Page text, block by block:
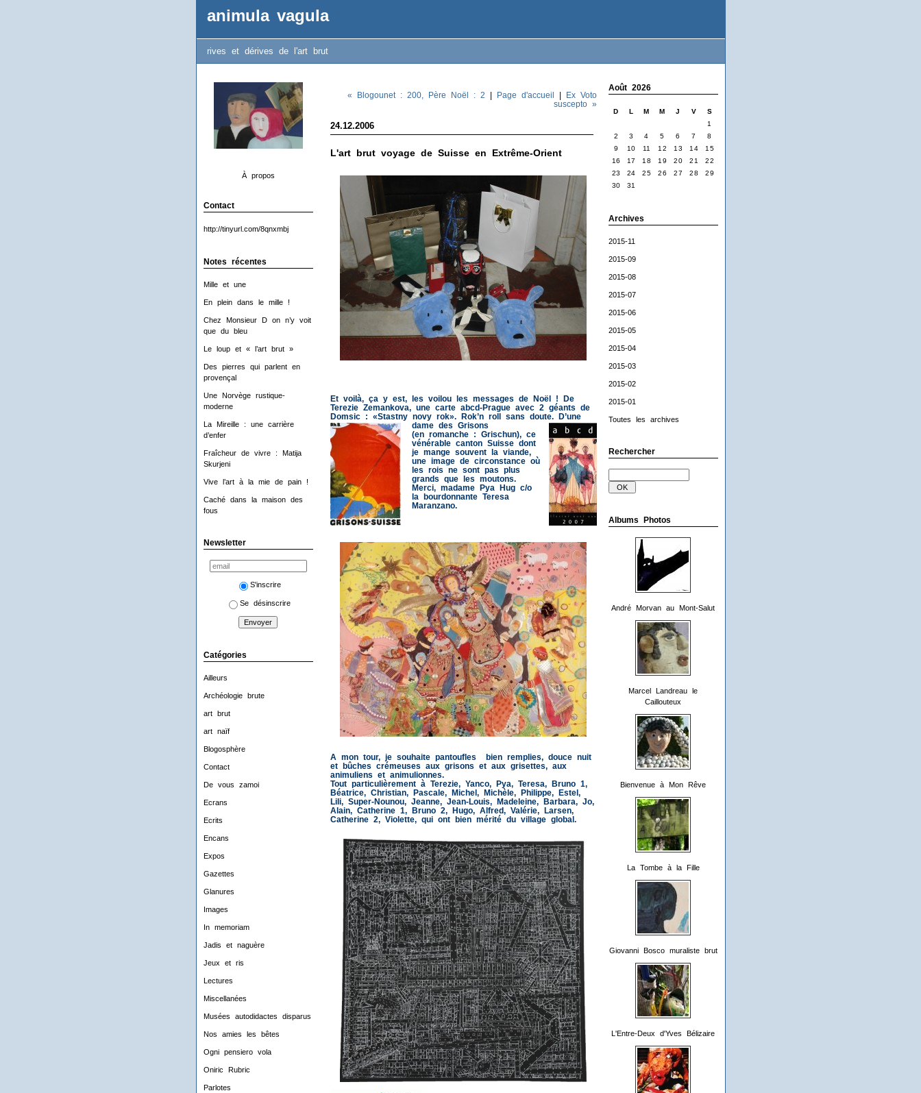
animula vagula
rives et dérives de l'art brut
À propos
Contact
http://tinyurl.com/8qnxmbj
Notes récentes
Mille et une
En plein dans le mille !
Chez Monsieur D on n’y voit
que du bleu
Le loup et « l’art brut »
Des pierres qui parlent en
provençal
Une Norvège rustique-
moderne
La Mireille : une carrière
d’enfer
Fraîcheur de vivre : Matija
Skurjeni
Vive l’art à la mie de pain !
Caché dans la maison des
fous
Newsletter
S'inscrire
Se désinscrire
Catégories
Ailleurs
Archéologie brute
art brut
art naïf
Blogosphère
Contact
De vous zamoi
Ecrans
Ecrits
Encans
Expos
Gazettes
Glanures
Images
In memoriam
Jadis et naguère
Jeux et ris
Lectures
Miscellanées
Musées autodidactes disparus
Nos amies les bêtes
Ogni pensiero vola
Oniric Rubric
Parlotes
Août 2026
D L M M J V
S
1
2
3 4 5 6 7
8
9
10 11 12 13 14
15
16
17 18 19 20 21
22
23
24 25 26 27 28
29
30
31
Archives
2015-11
2015-09
2015-08
2015-07
2015-06
2015-05
2015-04
2015-03
2015-02
2015-01
Toutes les archives
Rechercher
Albums Photos
André Morvan au Mont-Salut
Marcel Landreau le
Caillouteux
Bienvenue à Mon Rêve
La Tombe à la Fille
Giovanni Bosco muraliste brut
L'Entre-Deux d'Yves Bélizaire
« Blogounet : 200, Père Noël : 2 | Page d'accueil |
Ex Voto
suscepto »
24.12.2006
L'art brut voyage de Suisse en Extrême-Orient
Et voilà, ça y est, les voilou les messages de Noël ! De
Terezie Zemankova, une carte abcd-Prague avec 2 géants de
Domsic : «Stastny novy rok». Rok’n roll sans doute.
D’une
dame des Grisons
(en romanche : Grischun), ce
vénérable canton Suisse dont
je mange souvent la viande,
une image de circonstance où
les rois ne sont pas plus
grands que les moutons.
Merci, madame Pya Hug c/o
la bourdonnante Teresa
Maranzano.
A mon tour, je souhaite pantoufles bien remplies, douce nuit
et bûches crémeuses aux grisons et aux grisettes, aux
animuliens et animulionnes.
Tout particulièrement à Terezie, Yanco, Pya, Teresa, Bruno 1,
Béatrice, Christian, Pascale, Michel, Michèle, Philippe, Estel,
Lili, Super-Nounou, Jeanne, Jean-Louis, Madeleine, Barbara, Jo,
Alain, Catherine 1, Bruno 2, Hugo, Alfred, Valérie, Larsen,
Catherine 2, Violette, qui ont bien mérité du village global.